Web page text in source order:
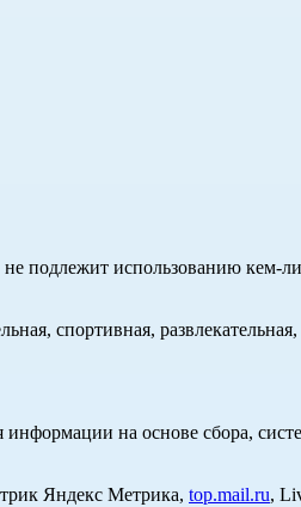
не подлежит использованию кем-
спортивная, развлекательная,
на основе сбора,
Яндекс Метрика, top.mail.ru,